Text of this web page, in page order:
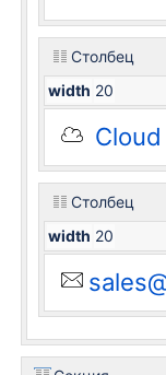
Столбец
width 20
Cloud
Столбец
width 20